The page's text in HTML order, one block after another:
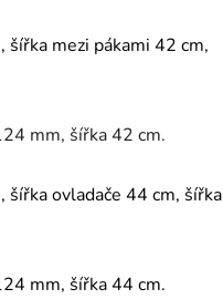
mezi pákami 42 cm,
mm, šířka 42 cm.
ovladače 44 cm, šířka
mm, šířka 44 cm.